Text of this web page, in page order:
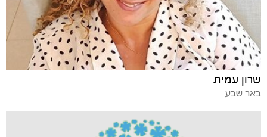
שרון עמית
באר שבע